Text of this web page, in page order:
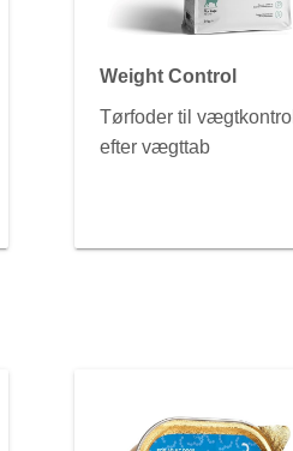
Weight Control
Tørfoder til vægtkontrol
efter vægttab